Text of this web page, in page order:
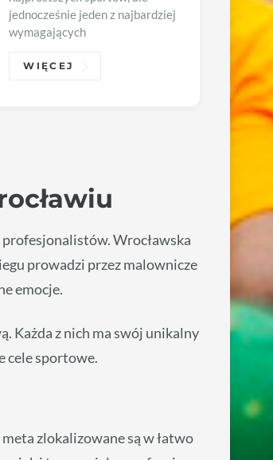
jednocześnie jeden z najbardziej
wymagających
WIĘCEJ
profesjonalistów. Wrocławska
prowadzi przez malownicze
emocje.
Każda z nich ma swój unikalny
cele sportowe.
zlokalizowane są w łatwo